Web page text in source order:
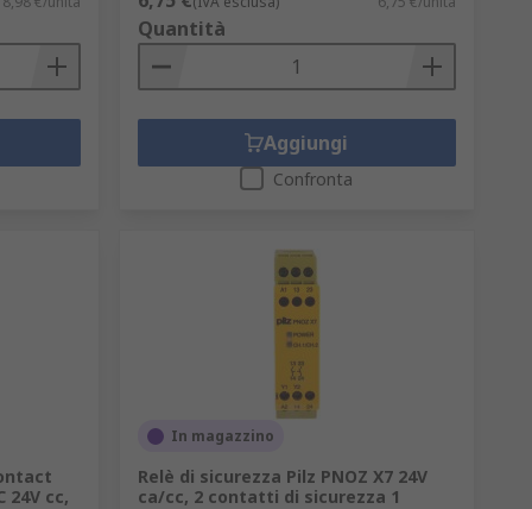
Quantità
Aggiungi
Confronta
24V cc,
In magazzino
Relè di sicurezza Pilz PNOZ X7 24V
ca/cc, 2 contatti di sicurezza 1